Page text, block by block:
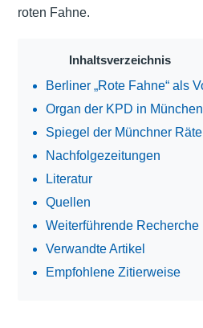
roten Fahne.
Inhaltsverzeichnis
Berliner „Rote Fahne“ als
Organ der KPD in München
Spiegel der Münchner
Nachfolgezeitungen
Literatur
Quellen
Weiterführende Recherche
Verwandte Artikel
Empfohlene Zitierweise